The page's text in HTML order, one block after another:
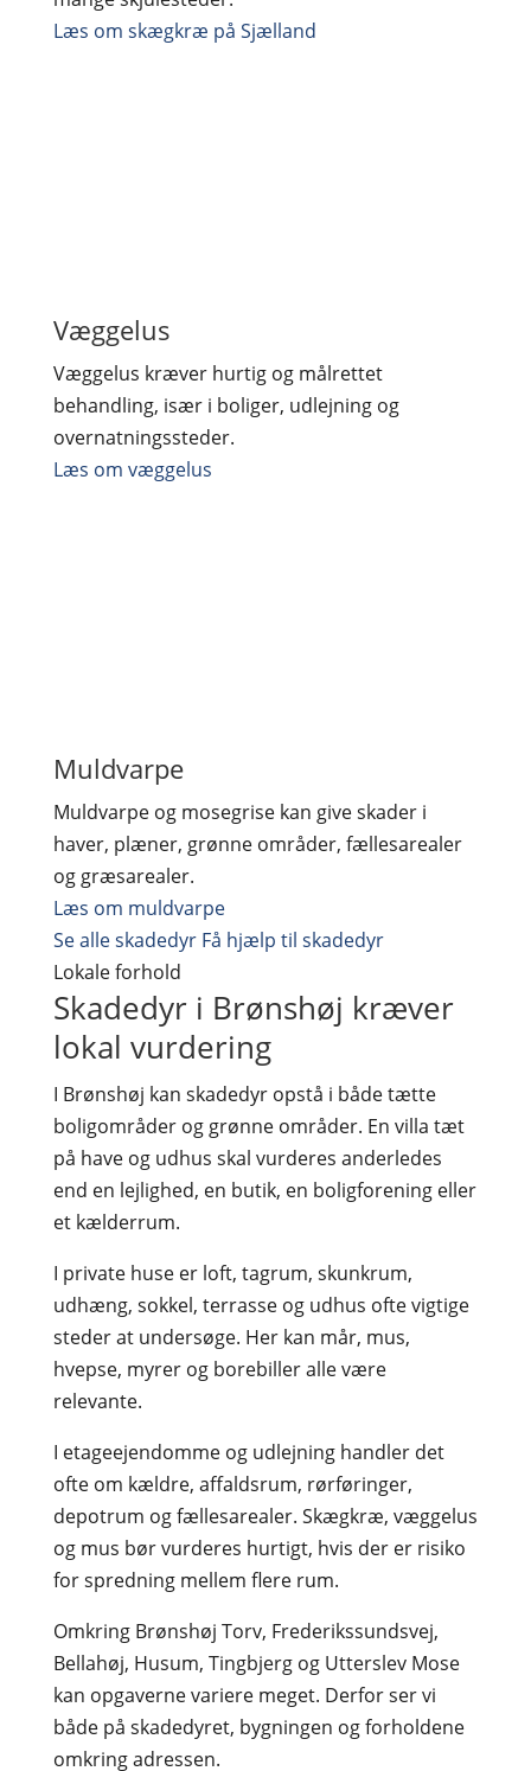
Læs om skægkræ på Sjælland
Væggelus
Væggelus kræver hurtig og målrettet
behandling, især i boliger, udlejning og
overnatningssteder.
Læs om væggelus
Muldvarpe
Muldvarpe og mosegrise kan give skader i
haver, plæner, grønne områder, fællesarealer
og græsarealer.
Læs om muldvarpe
Se alle skadedyr Få hjælp til skadedyr
Lokale forhold
Skadedyr i Brønshøj kræver
lokal vurdering
I Brønshøj kan skadedyr opstå i både tætte
boligområder og grønne områder. En villa tæt
på have og udhus skal vurderes anderledes
end en lejlighed, en butik, en boligforening eller
et kælderrum.
I private huse er loft, tagrum, skunkrum,
udhæng, sokkel, terrasse og udhus ofte vigtige
steder at undersøge. Her kan mår, mus,
hvepse, myrer og borebiller alle være
relevante.
I etageejendomme og udlejning handler det
ofte om kældre, affaldsrum, rørføringer,
depotrum og fællesarealer. Skægkræ, væggelus
og mus bør vurderes hurtigt, hvis der er risiko
for spredning mellem flere rum.
Omkring Brønshøj Torv, Frederikssundsvej,
Bellahøj, Husum, Tingbjerg og Utterslev Mose
kan opgaverne variere meget. Derfor ser vi
både på skadedyret, bygningen og forholdene
omkring adressen.